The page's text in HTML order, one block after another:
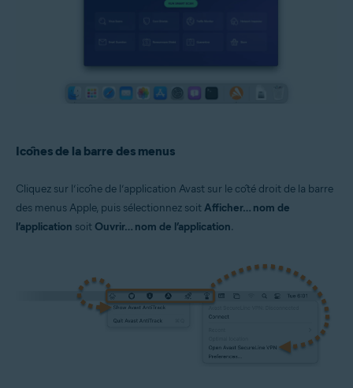
Icônes de la barre des menus
Cliquez sur l’icône de l’application Avast sur le côté droit de la barre
des menus Apple, puis sélectionnez soitAfficher… nom de
l’application soit Ouvrir… nom de l’application.